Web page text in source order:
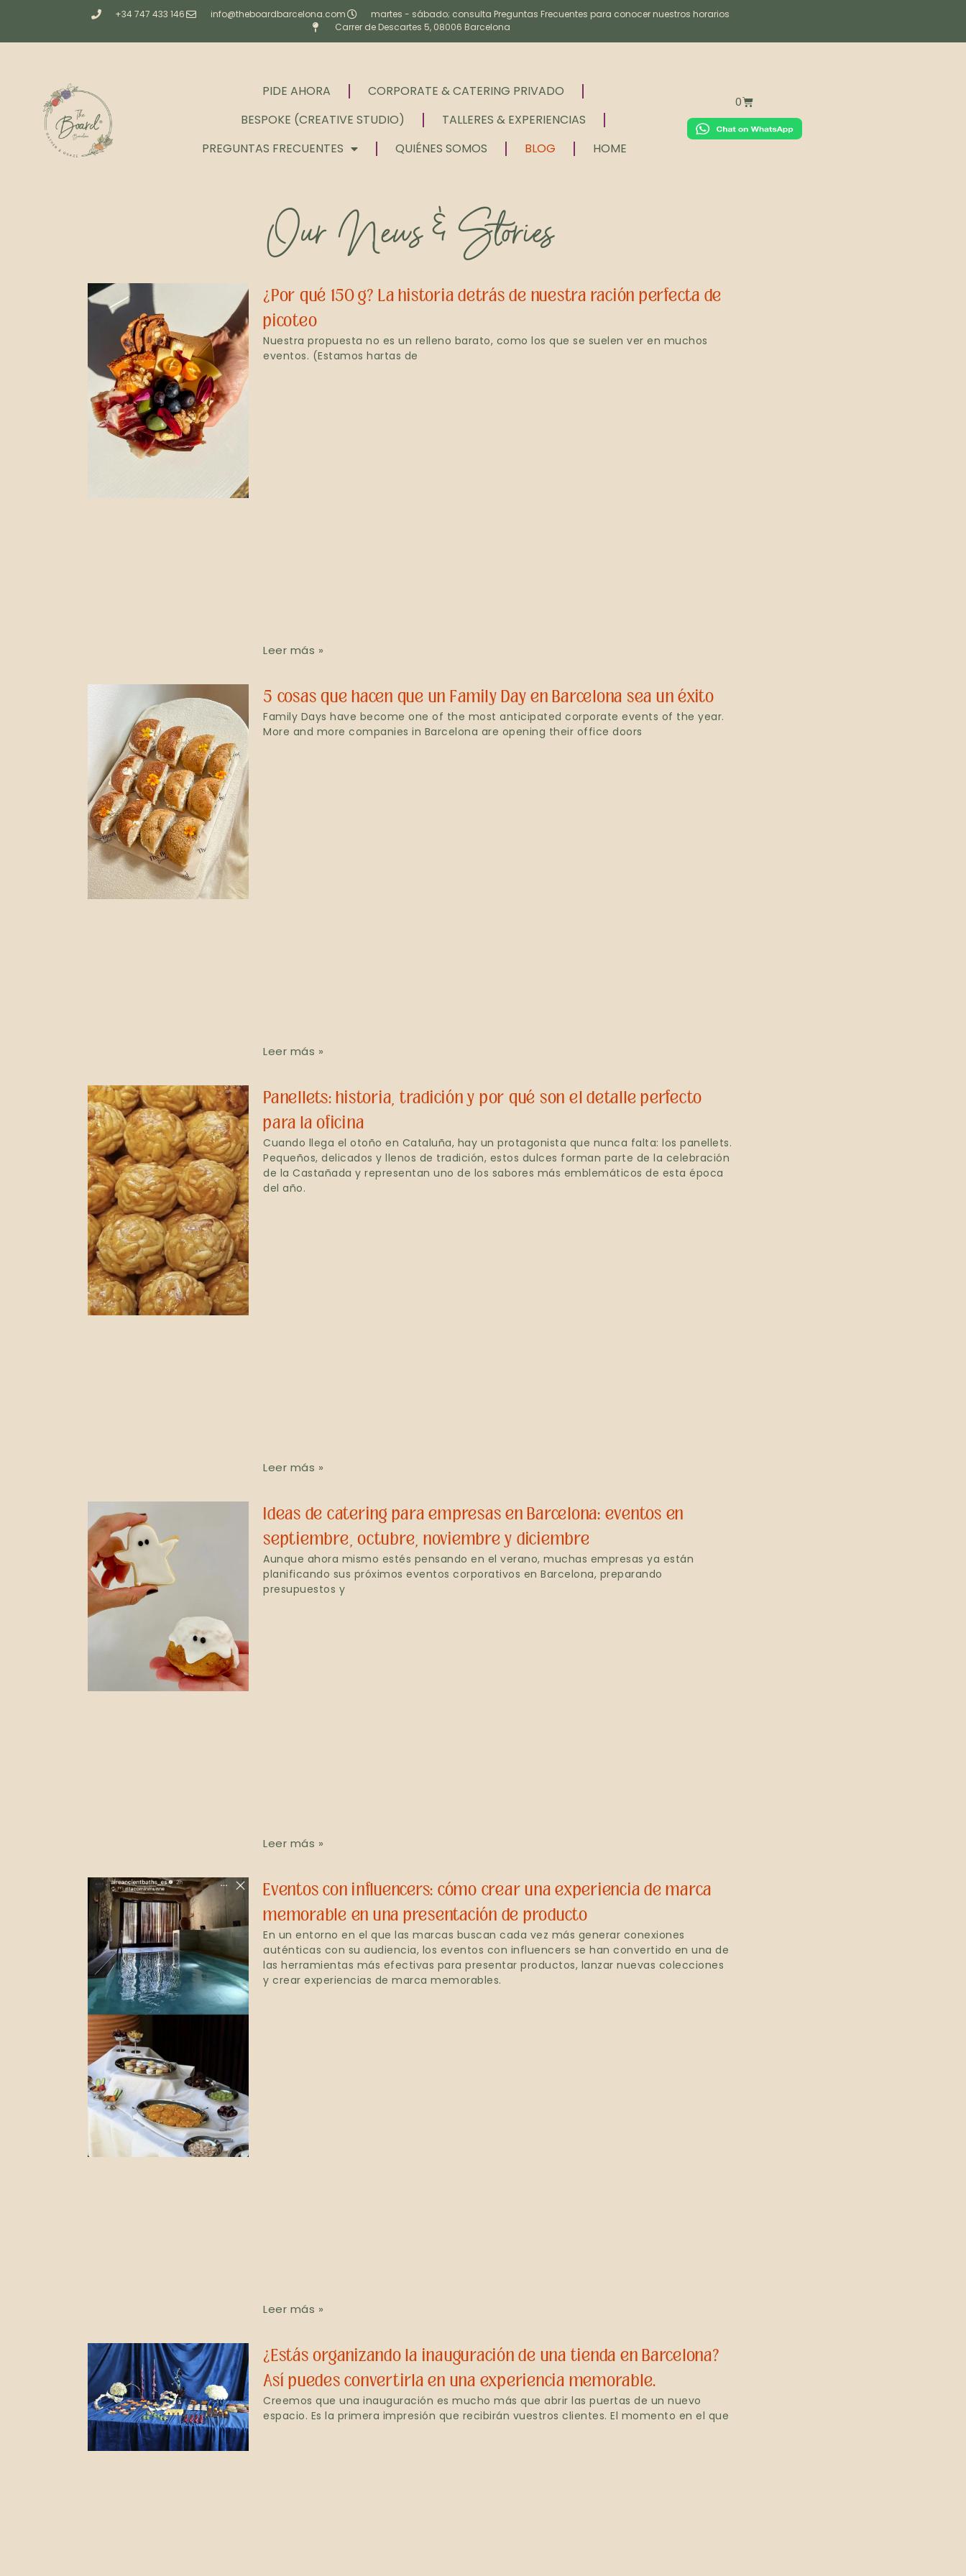
+34 747 433 146 info@theboardbarcelona.com
martes - sábado; consulta Preguntas Frecuentes para conocer nuestros horarios
Carrer de Descartes 5, 08006 Barcelona
PIDE AHORA
CORPORATE & CATERING PRIVADO
BESPOKE (CREATIVE STUDIO)
TALLERES & EXPERIENCIAS
PREGUNTAS FRECUENTES
QUIÉNES SOMOS BLOG HOME
0
Our News & Stories
¿Por qué 150 g? La historia detrás de nuestra ración perfecta de
picoteo
Nuestra propuesta no es un relleno barato, como los que se suelen ver en muchos
eventos. (Estamos hartas de
Leer más »
5 cosas que hacen que un Family Day en Barcelona sea un éxito
Family Days have become one of the most anticipated corporate events of the year.
More and more companies in Barcelona are opening their office doors
Leer más »
Panellets: historia, tradición y por qué son el detalle perfecto
para la oficina
Cuando llega el otoño en Cataluña, hay un protagonista que nunca falta: los panellets.
Pequeños, delicados y llenos de tradición, estos dulces forman parte de la celebración
de la Castañada y representan uno de los sabores más emblemáticos de esta época
del año.
Leer más »
Ideas de catering para empresas en Barcelona: eventos en
septiembre, octubre, noviembre y diciembre
Aunque ahora mismo estés pensando en el verano, muchas empresas ya están
planificando sus próximos eventos corporativos en Barcelona, preparando
presupuestos y
Leer más »
Eventos con influencers: cómo crear una experiencia de marca
memorable en una presentación de producto
En un entorno en el que las marcas buscan cada vez más generar conexiones
auténticas con su audiencia, los eventos con influencers se han convertido en una de
las herramientas más efectivas para presentar productos, lanzar nuevas colecciones
y crear experiencias de marca memorables.
Leer más »
¿Estás organizando la inauguración de una tienda en Barcelona?
Así puedes convertirla en una experiencia memorable.
Creemos que una inauguración es mucho más que abrir las puertas de un nuevo
espacio. Es la primera impresión que recibirán vuestros clientes. El momento en el que